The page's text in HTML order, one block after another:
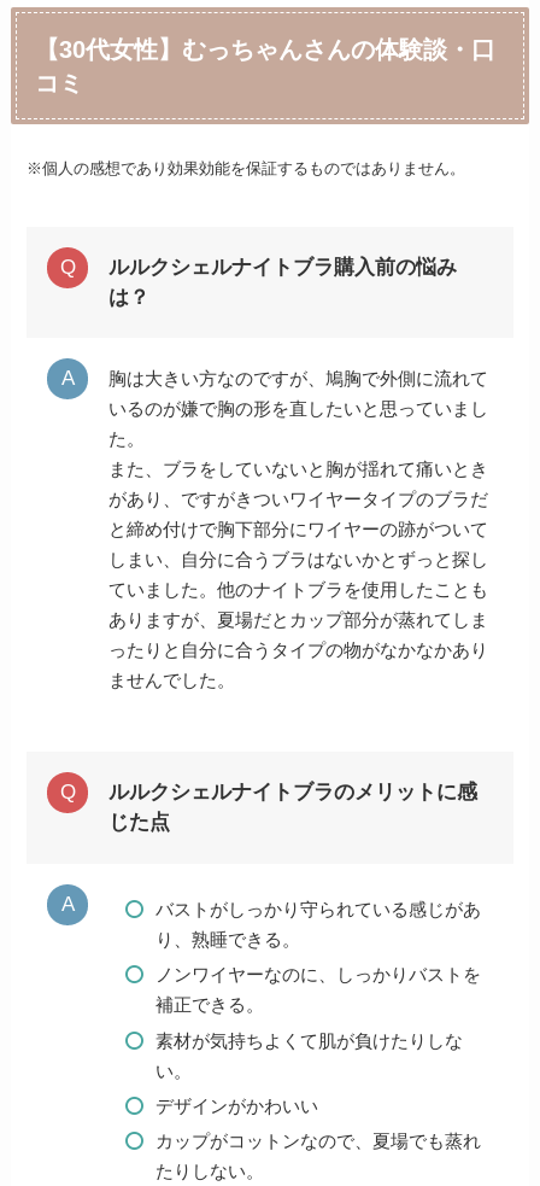
【30代女性】むっちゃんさんの体験談・口
コミ
※個人の感想であり効果効能を保証するものではありません。
ルルクシェルナイトブラ購入前の悩み
は？
胸は大きい方なのですが、鳩胸で外側に流れて
いるのが嫌で胸の形を直したいと思っていまし
た。
また、ブラをしていないと胸が揺れて痛いとき
があり、ですがきついワイヤータイプのブラだ
と締め付けで胸下部分にワイヤーの跡がついて
しまい、自分に合うブラはないかとずっと探し
ていました。他のナイトブラを使用したことも
ありますが、夏場だとカップ部分が蒸れてしま
ったりと自分に合うタイプの物がなかなかあり
ませんでした。
ルルクシェルナイトブラのメリットに感
じた点
バストがしっかり守られている感じがあ
り、熟睡できる。
ノンワイヤーなのに、しっかりバストを
補正できる。
素材が気持ちよくて肌が負けたりしな
い。
デザインがかわいい
カップがコットンなので、夏場でも蒸れ
たりしない。